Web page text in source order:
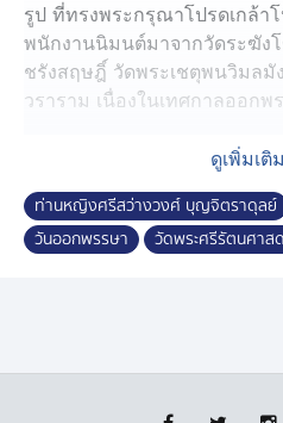
รูป ที่ทรงพระกรุณาโปรดเกล้า
พนักงานนิมนต์มาจากวัดระฆัง
ชรังสฤษฎิ์ วัดพระเชตุพนวิมลมั
วราราม เนื่องในเทศกาลออก
วันออกพรรษา หรือเรียกอีกอย่
แบบไทย-ลาว โดยเป็นวันสิ้นสุด
ของพระสงฆ์เถรวาท นับจากวัน
ดูเพิ่มเติม
ท่านหญิงศรีสว่างวงศ์ บุญจิตราดุลย์
วันออกพรรษา
วัดพระศรีรัตนศาส